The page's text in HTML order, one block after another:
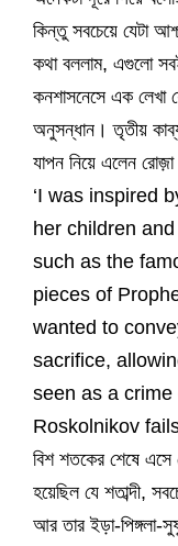
কিন্তু সবচেয়ে যেটা
কথা বললাম, এগুলো
কনশাসনেসে এক লেখা
অনুসন্ধান। তৃতীয়
যাপন নিয়ে এলেন
‘I was inspired
her children
such as the
pieces of
wanted to
sacrifice,
seen as a
Roskolnikov
বিশ শতকের শেষে
হয়েছিল যে শতাব্দী,
আর তার ইড়া-পিঙ্গলা-